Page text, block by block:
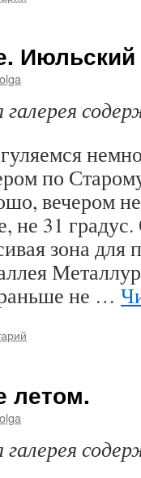
Июльский
olga
по
вечером
не 31
зона для
не …
летом.
olga